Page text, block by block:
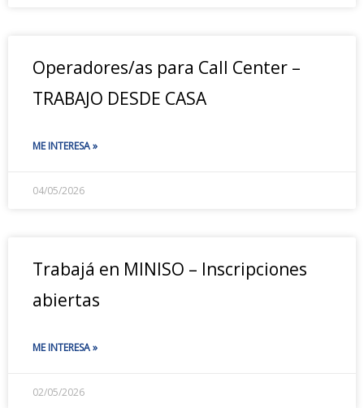
Operadores/as para Call Center –
TRABAJO DESDE CASA
ME INTERESA »
04/05/2026
Trabajá en MINISO – Inscripciones
abiertas
ME INTERESA »
02/05/2026